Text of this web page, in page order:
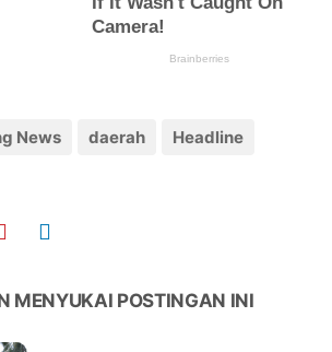
News daerah
Headline
MENYUKAI POSTINGAN INI